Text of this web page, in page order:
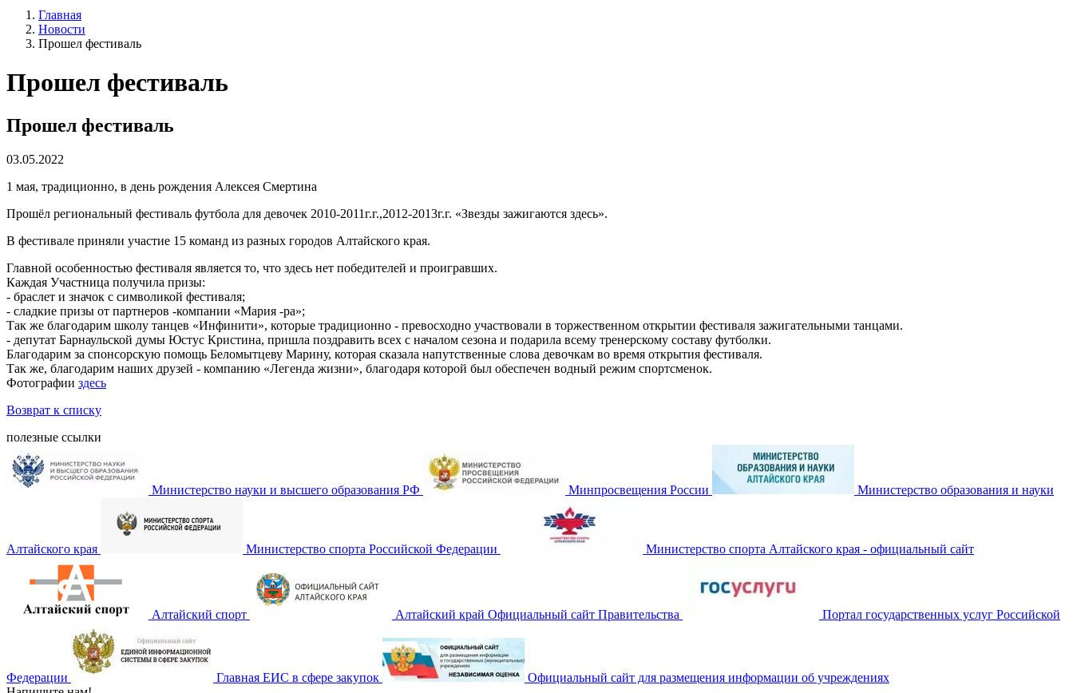
Главная
Новости
Прошел фестиваль
Прошел фестиваль
Прошел фестиваль
03.05.2022
1 мая, традиционно, в день рождения Алексея Смертина
Прошёл региональный фестиваль футбола для девочек 2010-2011г.г.,2012-2013г.г. «Звезды зажигаются здесь».
В фестивале приняли участие 15 команд из разных городов Алтайского края.
Главной особенностью фестиваля является то, что здесь нет победителей и проигравших.
Каждая Участница получила призы:
- браслет и значок с символикой фестиваля;
- сладкие призы от партнеров -компании «Мария -ра»;
Так же благодарим школу танцев «Инфинити», которые традиционно - превосходно участвовали в торжественном открытии фестиваля зажигательными танцами.
- депутат Барнаульской думы Юстус Кристина, пришла поздравить всех с началом сезона и подарила всему тренерскому составу футболки.
Благодарим за спонсорскую помощь Беломытцеву Марину, которая сказала напутственные слова девочкам во время открытия фестиваля.
Так же, благодарим наших друзей - компанию «Легенда жизни», благодаря которой был обеспечен водный режим спортсменок.
Фотографии здесь
Возврат к списку
полезные ссылки
Министерство науки и высшего образования РФ Минпросвещения России Министерство образования и науки
Алтайского края Министерство спорта Российской Федерации Министерство спорта Алтайского края - официальный сайт
Алтайский спорт Алтайский край Официальный сайт Правительства Портал государственных услуг Российской
Федерации Главная ЕИС в сфере закупок
Официальный сайт для размещения информации об учреждениях